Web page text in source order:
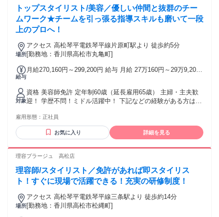
も給与は同額支給だから、収入面の不安ナシ◎ ＼がんばり還
元！／ 店舗の売上に応じて毎月「売上特別手当」支給。努力
がきちんとカタチになります
トップスタイリスト/美容／優しい仲間と抜群のチー
ムワーク★チームを引っ張る指導スキルも磨いて一段
上のプロへ！
場所
アクセス 高松琴平電鉄琴平線片原町駅より 徒歩約5分
[勤務地：香川県高松市丸亀町]
給与
月給270,160円～299,200円 給与 月給 27万160円～29万9,200
7万4,800円 研修中 月給 27万160円～29万9,200円（研修期間
6 ヶ月） 研修中 固定残業時間（トータル） 44時間/月 研修中
残業代 6万7,540円～7万4,800円 ※固定時間外手当44時間分を
含む。超過分は別途支給。 ※上記給与は22日出勤の給与【下
特別手当は店舗売上に応じて支給 ✂あなたの経験・技術に見
合った給与をしっかりご用意！ 【例】 ★高水準モデル給与★
20代トップスタイリスト(入社4年目)：月給597,000円 ※基本
給＋手当＋インセンティブ含む ＼研修中も安心／ 研修期間中
も給与は同額支給だから、収入面の不安ナシ◎ ＼がんばり還
元！／ 店舗の売上に応じて毎月「売上特別手当」支給。努力
がきちんとカタチになります
対象
資格 美容師免許 定年制60歳（延長雇用65歳） 主婦・主夫歓
迎！ 学歴不問！ミドル活躍中！ 下記などの経験がある方は必
ラー専門店・美容サロンなどで、美容師 スタイリスト、ヘア
カット、ヘアセット、ヘッドスパなど
雇用形態： 正社員
お気に入り 詳細を見る
理容プラージュ 高松店
理容師/スタイリスト／免許があれば即スタイリス
ト！すぐに現場で活躍できる！充実の研修制度！
場所
アクセス 高松琴平電鉄琴平線三条駅より 徒歩約14分
[勤務地：香川県高松市松縄町]